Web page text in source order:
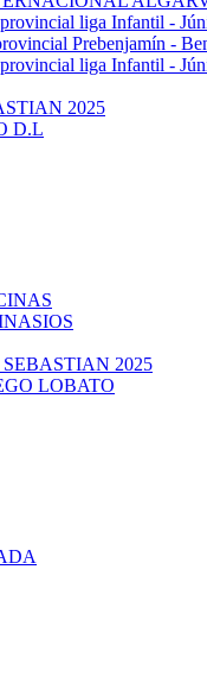
provincial liga Infantil -
Prebenjamín -
provincial liga Infantil -
2025
D.L
2025
LOBATO